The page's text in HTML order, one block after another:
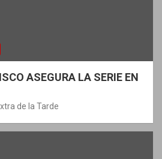
ASEGURA LA SERIE EN
de la Tarde